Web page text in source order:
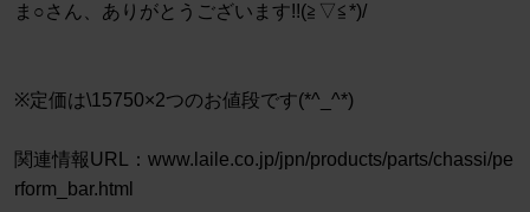
ま○さん、ありがとうございます!!(≧▽≦*)/
※定価は\15750×2つのお値段です(*^_^*)
関連情報URL：www.laile.co.jp/jpn/products/parts/chassi/pe
rform_bar.html